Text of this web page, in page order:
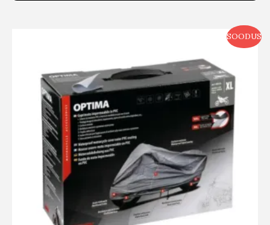
SOODUS